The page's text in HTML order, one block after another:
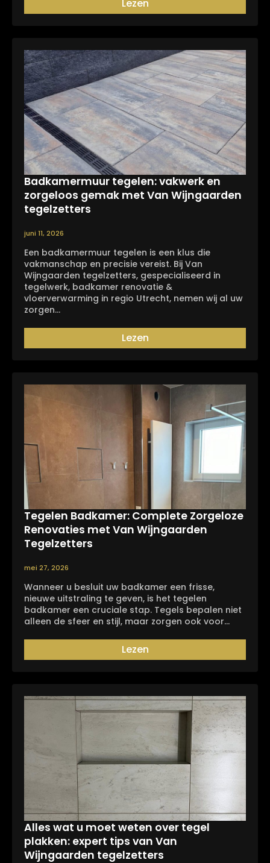
Lezen
Badkamermuur tegelen: vakwerk en
zorgeloos gemak met Van Wijngaarden
tegelzetters
juni 11, 2026
Een badkamermuur tegelen is een klus die
vakmanschap en precisie vereist. Bij Van
Wijngaarden tegelzetters, gespecialiseerd in
tegelwerk, badkamer renovatie &
vloerverwarming in regio Utrecht, nemen wij al uw
zorgen…
Lezen
Tegelen Badkamer: Complete Zorgeloze
Renovaties met Van Wijngaarden
Tegelzetters
mei 27, 2026
Wanneer u besluit uw badkamer een frisse,
nieuwe uitstraling te geven, is het tegelen
badkamer een cruciale stap. Tegels bepalen niet
alleen de sfeer en stijl, maar zorgen ook voor…
Lezen
Alles wat u moet weten over tegel
plakken: expert tips van Van
Wijngaarden tegelzetters